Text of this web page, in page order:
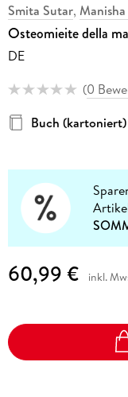
Smita Sutar,
Osteomieite della
DE
(0
Buch (kartoniert)
60,99 € inkl.